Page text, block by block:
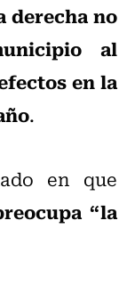
derecha no
al
en la
.
en que
“la